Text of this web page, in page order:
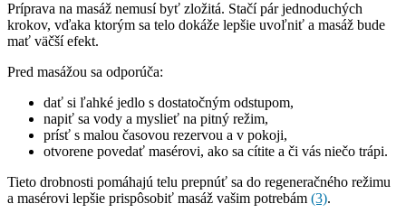
Príprava na masáž nemusí byť zložitá. Stačí pár jednoduchých
krokov, vďaka ktorým sa telo dokáže lepšie uvoľniť a masáž bude
mať väčší efekt.
Pred masážou sa odporúča:
dať si ľahké jedlo s dostatočným odstupom,
napiť sa vody a myslieť na pitný režim,
prísť s malou časovou rezervou a v pokoji,
otvorene povedať masérovi, ako sa cítite a či vás niečo trápi.
Tieto drobnosti pomáhajú telu prepnúť sa do regeneračného režimu
a masérovi lepšie prispôsobiť masáž vašim potrebám (3).